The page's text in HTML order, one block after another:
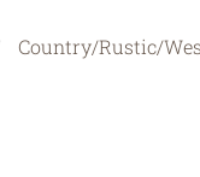
Country/Rustic/